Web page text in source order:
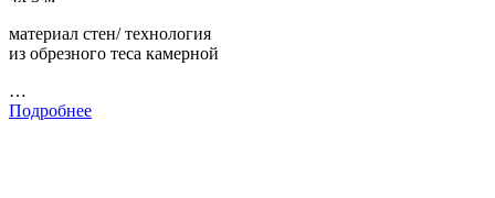
материал стен/ технология
из обрезного теса камерной
…
Подробнее